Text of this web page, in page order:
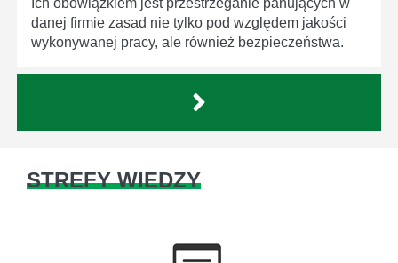
danej firmie zasad nie tylko pod względem jakości
wykonywanej pracy, ale również bezpieczeństwa.
STREFY WIEDZY